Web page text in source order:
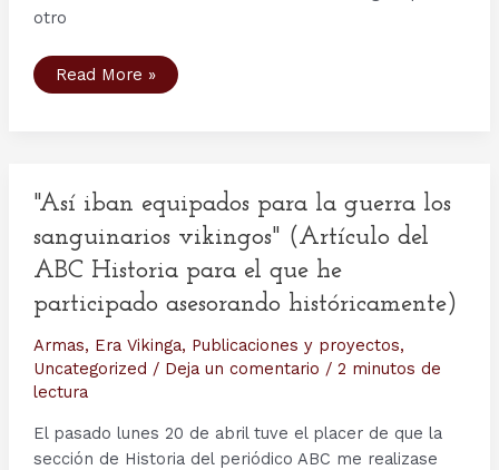
otro
Tercera
Temporada
Usurper.
(El
Usurpador)
Read More »
"Así iban equipados para la guerra los
sanguinarios vikingos" (Artículo del
ABC Historia para el que he
participado asesorando históricamente)
Armas, Era Vikinga, Publicaciones y proyectos,
Uncategorized / Deja un comentario / 2 minutos de
lectura
El pasado lunes 20 de abril tuve el placer de que la
sección de Historia del periódico ABC me realizase